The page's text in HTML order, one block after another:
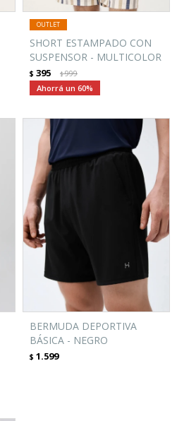
SHORT ESTAMPADO CON
SUSPENSOR - MULTICOLOR
$ 395 $999
60
BERMUDA DEPORTIVA
BÁSICA - NEGRO
$ 1.599